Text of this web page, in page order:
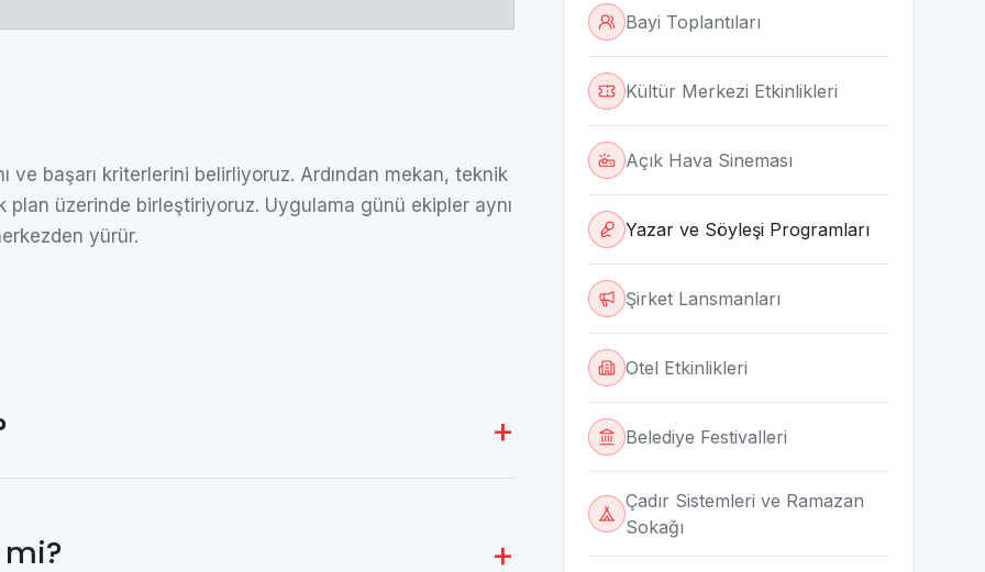
ve başarı kriterlerini belirliyoruz. Ardından mekan, teknik
plan üzerinde birleştiriyoruz. Uygulama günü ekipler aynı
yürür.
Bayi Toplantıları
Kültür Merkezi Etkinlikleri
Açık Hava Sineması
Yazar ve Söyleşi Programları
Şirket Lansmanları
Otel Etkinlikleri
Belediye Festivalleri
Çadır Sistemleri ve Ramazan
Sokağı